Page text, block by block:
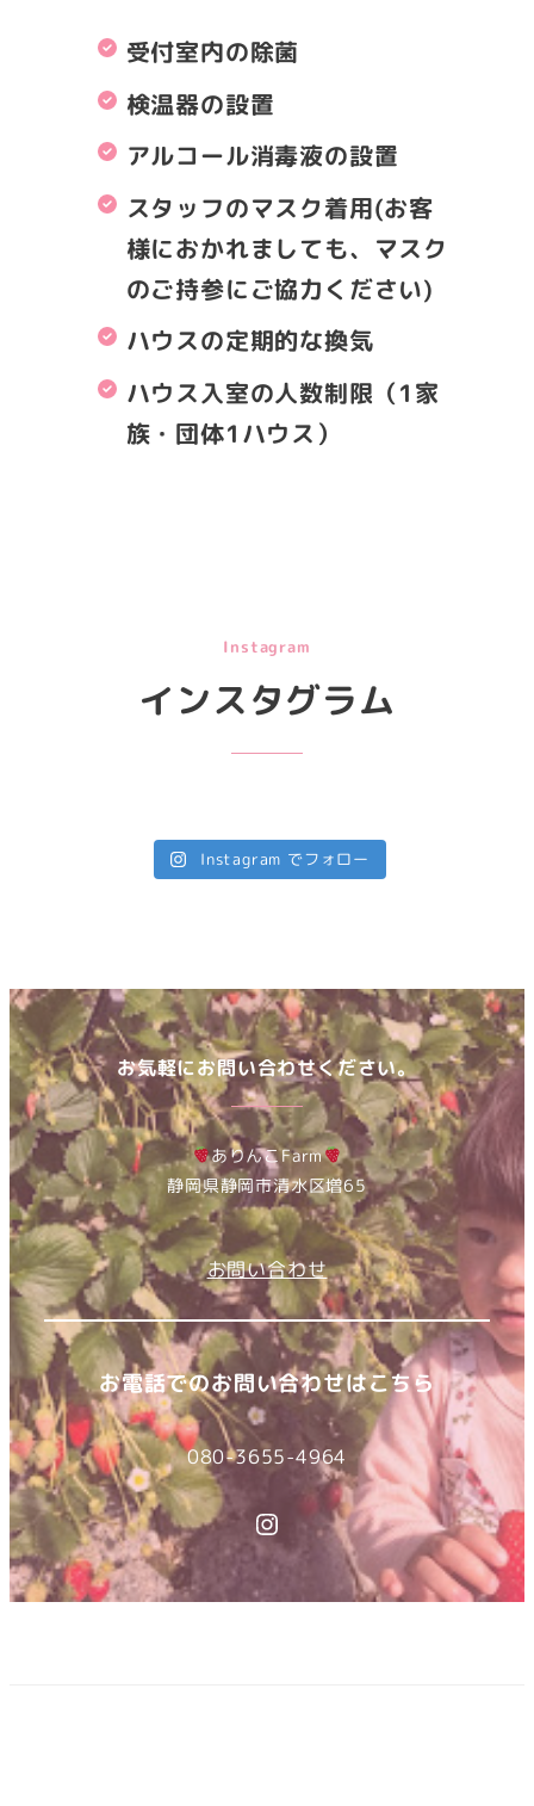
受付室内の除菌
検温器の設置
アルコール消毒液の設置
スタッフのマスク着用(お客
様におかれましても、マスク
のご持参にご協力ください)
ハウスの定期的な換気
ハウス入室の人数制限（1家
族・団体1ハウス）
Instagram
インスタグラム
Instagram でフォロー
お気軽にお問い合わせください。
ありんこFarm
静岡県静岡市清水区増65
お問い合わせ
お電話でのお問い合わせはこちら
080-3655-4964
Instagram